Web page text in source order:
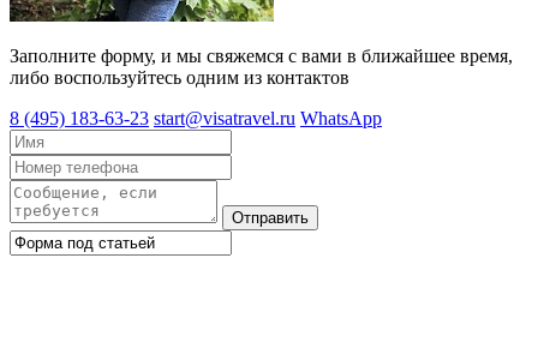
Заполните форму, и мы свяжемся с вами в ближайшее время,
либо воспользуйтесь одним из контактов
8 (495) 183-63-23 start@visatravel.ru WhatsApp
Отправить